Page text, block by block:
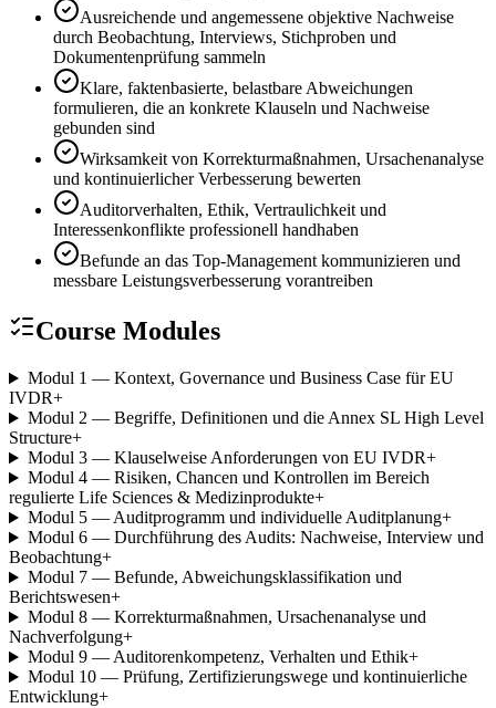
Ausreichende und angemessene objektive Nachweise
durch Beobachtung, Interviews, Stichproben und
Dokumentenprüfung sammeln
Klare, faktenbasierte, belastbare Abweichungen
formulieren, die an konkrete Klauseln und Nachweise
gebunden sind
Wirksamkeit von Korrekturmaßnahmen, Ursachenanalyse
und kontinuierlicher Verbesserung bewerten
Auditorverhalten, Ethik, Vertraulichkeit und
Interessenkonflikte professionell handhaben
Befunde an das Top-Management kommunizieren und
messbare Leistungsverbesserung vorantreiben
Course Modules
Modul 1 — Kontext, Governance und Business Case für EU
IVDR+
Modul 2 — Begriffe, Definitionen und die Annex SL High Level
Structure+
Modul 3 — Klauselweise Anforderungen von EU IVDR+
Modul 4 — Risiken, Chancen und Kontrollen im Bereich
regulierte Life Sciences & Medizinprodukte+
Modul 5 — Auditprogramm und individuelle Auditplanung+
Modul 6 — Durchführung des Audits: Nachweise, Interview und
Beobachtung+
Modul 7 — Befunde, Abweichungsklassifikation und
Berichtswesen+
Modul 8 — Korrekturmaßnahmen, Ursachenanalyse und
Nachverfolgung+
Modul 9 — Auditorenkompetenz, Verhalten und Ethik+
Modul 10 — Prüfung, Zertifizierungswege und kontinuierliche
Entwicklung+